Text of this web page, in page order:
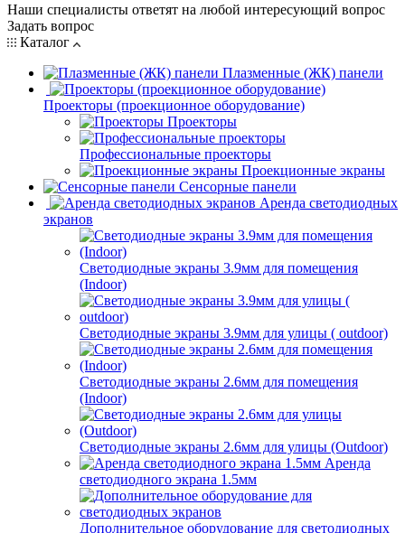
Наши специалисты ответят на любой интересующий вопрос
Задать вопрос
Каталог
Плазменные (ЖК) панели
Проекторы (проекционное оборудование)
Проекторы
Профессиональные проекторы
Проекционные экраны
Сенсорные панели
Аренда светодиодных
экранов
Светодиодные экраны 3.9мм для помещения
(Indoor)
Светодиодные экраны 3.9мм для улицы ( outdoor)
Светодиодные экраны 2.6мм для помещения
(Indoor)
Светодиодные экраны 2.6мм для улицы (Outdoor)
Аренда
светодиодного экрана 1.5мм
Дополнительное оборудование для светодиодных